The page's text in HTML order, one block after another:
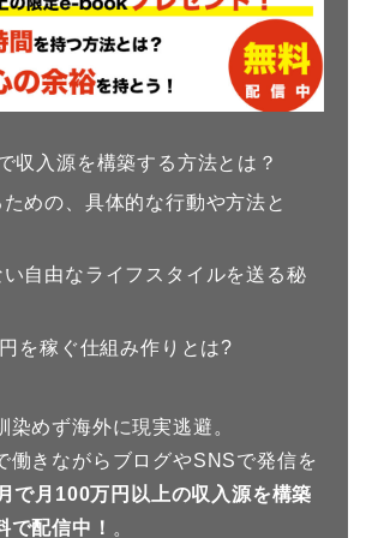
収入源を構築する方法とは？
めの、具体的な行動や方法と
自由なライフスタイルを送る秘
を稼ぐ仕組み作りとは?
染めず海外に現実逃避。
働きながらブログやSNSで発信を
で月100万円以上の収入源を構築
で配信中！ 。